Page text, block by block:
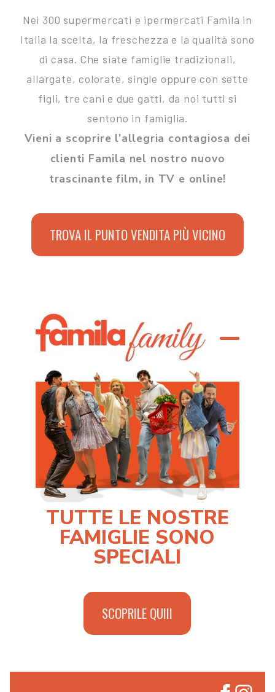
Nei 300 supermercati e ipermercati Famila in
Italia la scelta, la freschezza e la qualità sono
di casa. Che siate famiglie tradizionali,
allargate, colorate, single oppure con sette
figli, tre cani e due gatti, da noi tutti si
sentono in famiglia.
Vieni a scoprire l’allegria contagiosa dei
clienti Famila nel nostro nuovo
trascinante film, in TV e online!
TROVA IL PUNTO VENDITA PIÙ VICINO
TUTTE LE NOSTRE
FAMIGLIE SONO
SPECIALI
SCOPRILE QUIII